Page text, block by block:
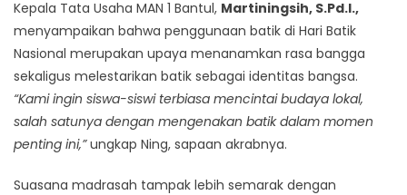
Kepala Tata Usaha MAN 1 Bantul, Martiningsih, S.Pd.I.,
menyampaikan bahwa penggunaan batik di Hari Batik
Nasional merupakan upaya menanamkan rasa bangga
sekaligus melestarikan batik sebagai identitas bangsa.
“Kami ingin siswa-siswi terbiasa mencintai budaya lokal,
salah satunya dengan mengenakan batik dalam momen
penting ini,”ungkap Ning, sapaan akrabnya.
Suasana madrasah tampak lebih semarak dengan